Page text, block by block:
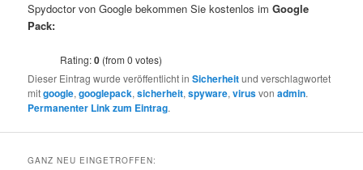
Spydoctor von Google bekommen Sie kostenlos imGoogle
Pack:
Rating:0 (from 0 votes)
Dieser Eintrag wurde veröffentlicht inSicherheitund verschlagwortet
mitgoogle,googlepack,sicherheit,spyware,virusvonadmin.
Permanenter Link zum Eintrag.
GANZ NEU EINGETROFFEN: